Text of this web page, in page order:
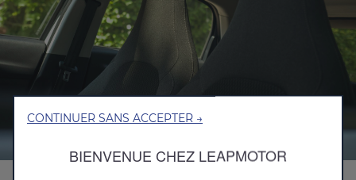
CONTINUER SANS ACCEPTER →
BIENVENUE CHEZ LEAPMOTOR